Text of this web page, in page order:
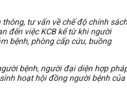
tư vấn về chế độ chính
đến việc KCB kể từ khi người
bệnh, phòng cấp cứu, buồng
bệnh, người đại diện hợp
hoạt hội đồng người bệnh của